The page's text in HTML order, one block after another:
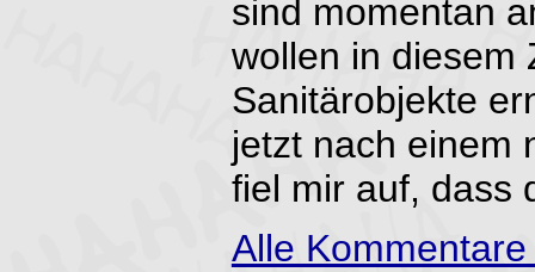
sind momentan
wollen in diesem
Sanitärobjekte
jetzt nach einem
fiel mir auf, dass
Alle